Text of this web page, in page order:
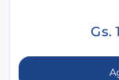
Gs.